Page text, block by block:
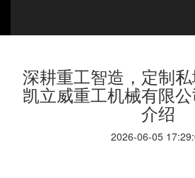
深耕重工智造，定制
凯立威重工机械有限
介绍
2026-06-05